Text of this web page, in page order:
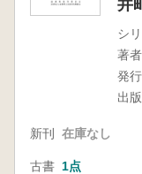
井町
シ
著者
発行
出
新刊 在庫なし
古書 1点